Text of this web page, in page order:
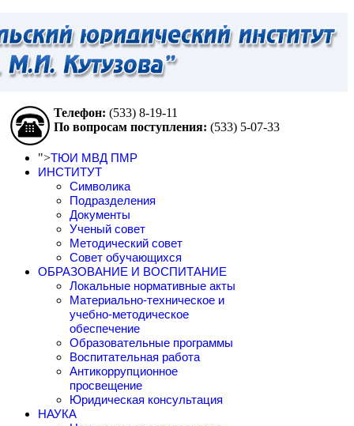
Телефон: (533) 8-19-11
По вопросам поступления: (533) 5-07-33
">ТЮИ МВД ПМР
ИНСТИТУТ
Символика
Подразделения
Документы
Ученый совет
Методический совет
Совет обучающихся
ОБРАЗОВАНИЕ И ВОСПИТАНИЕ
Локальные нормативные акты
Материально-техническое и
учебно-методическое
обеспечение
Образовательные программы
Воспитательная работа
Антикоррупционное
просвещение
Юридическая консультация
НАУКА